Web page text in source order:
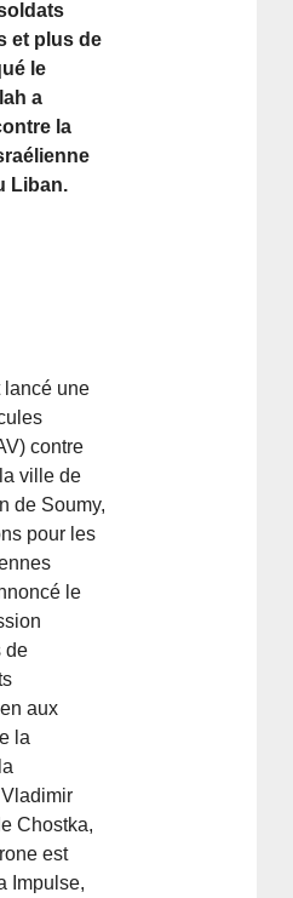
et plus de
le
a
la
Liban.
lancé une
contre
ville de
de Soumy,
pour les
le
de
aux
la
Chostka,
est
Impulse,